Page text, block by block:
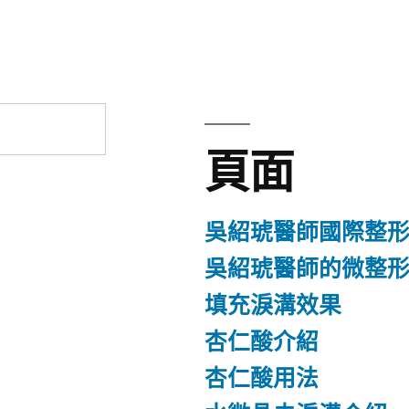
頁面
吳紹琥醫師國際整
吳紹琥醫師的微整
填充淚溝效果
杏仁酸介紹
杏仁酸用法